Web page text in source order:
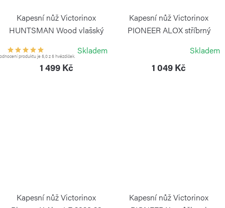
Kapesní nůž Victorinox
HUNTSMAN Wood vlašský
VICTORINOX
produktu je 5,0 z 5 hvězdiček.
Skladem
1 499 Kč
Kapesní nůž Victorinox
PIONEER ALOX stříbrný
Skladem
1 049 Kč
Kapesní nůž Victorinox
Kapesní nůž Victorinox